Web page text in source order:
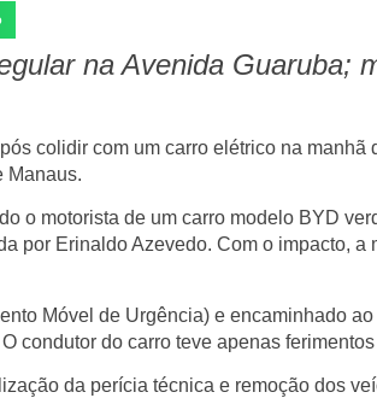
na Avenida Guaruba;
colidir com um carro elétrico na manhã
Manaus.
o motorista de um carro modelo BYD
por Erinaldo Azevedo. Com o impacto, a
Móvel de Urgência) e encaminhado ao
condutor do carro teve apenas
da perícia técnica e remoção dos